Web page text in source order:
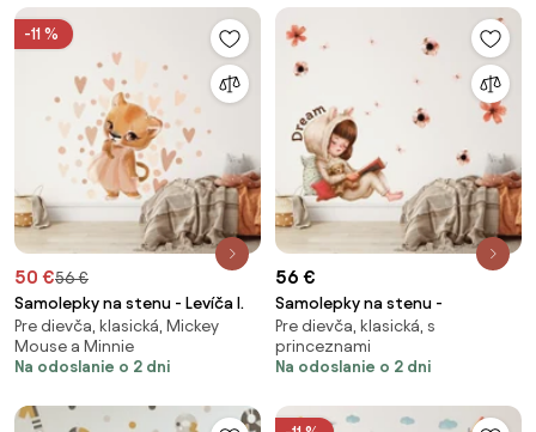
-11 %
50 €56 €
Samolepky na stenu - Levíča I.
Pre dievča, klasická, Mickey
Mouse a Minnie
Na odoslanie o 2 dni
56 €
Samolepky na stenu -
Pre dievča, klasická, s
princeznami
Na odoslanie o 2 dni